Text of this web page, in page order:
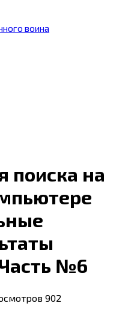
воина
поиска на
№6
902